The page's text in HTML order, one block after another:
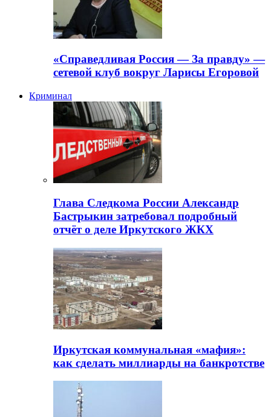
«Справедливая Россия — За правду» —
сетевой клуб вокруг Ларисы Егоровой
Криминал
Глава Следкома России Александр
Бастрыкин затребовал подробный
отчёт о деле Иркутского ЖКХ
Иркутская коммунальная «мафия»:
как сделать миллиарды на банкротстве